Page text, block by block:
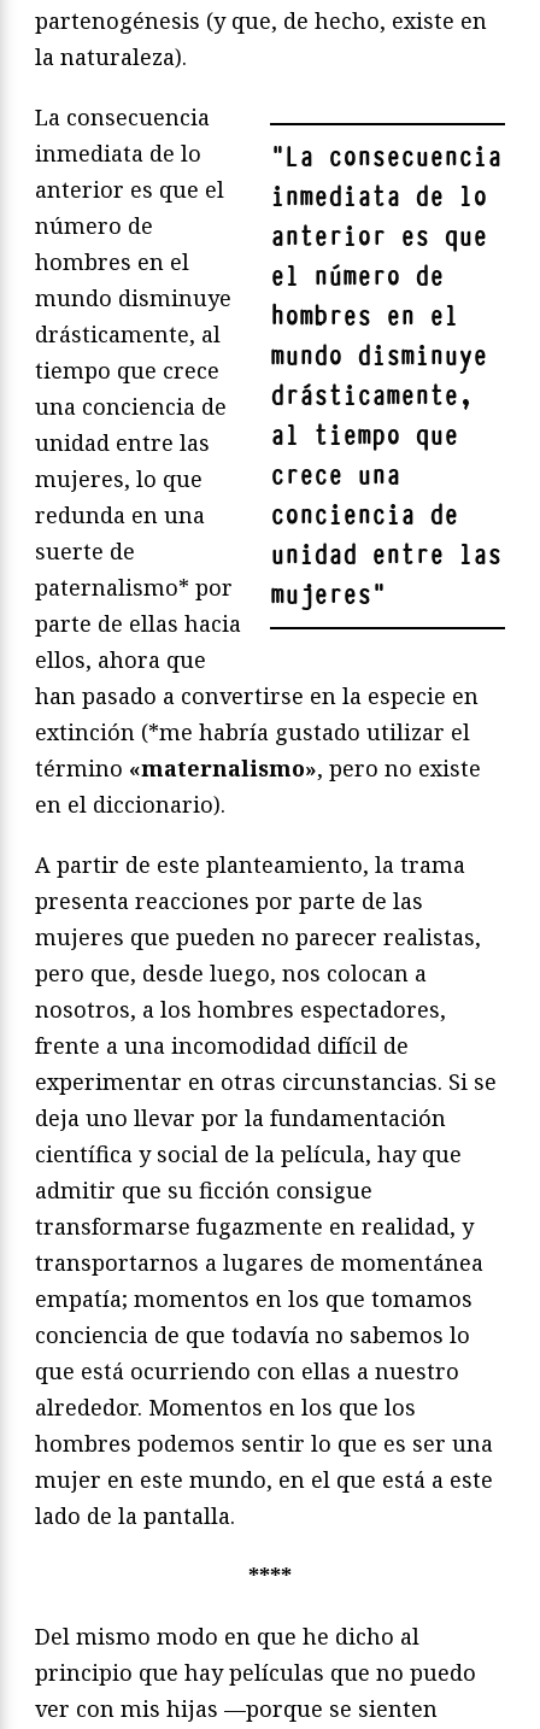
partenogénesis (y que, de hecho, existe en
la naturaleza).
"La consecuencia
inmediata de lo
anterior es que
el número de
hombres en el
mundo disminuye
drásticamente,
al tiempo que
crece una
conciencia de
unidad entre las
mujeres"
La consecuencia
inmediata de lo
anterior es que el
número de
hombres en el
mundo disminuye
drásticamente, al
tiempo que crece
una conciencia de
unidad entre las
mujeres, lo que
redunda en una
suerte de
paternalismo* por
parte de ellas hacia
ellos, ahora que
han pasado a convertirse en la especie en
extinción (*me habría gustado utilizar el
término «maternalismo», pero no existe
en el diccionario).
A partir de este planteamiento, la trama
presenta reacciones por parte de las
mujeres que pueden no parecer realistas,
pero que, desde luego, nos colocan a
nosotros, a los hombres espectadores,
frente a una incomodidad difícil de
experimentar en otras circunstancias. Si se
deja uno llevar por la fundamentación
científica y social de la película, hay que
admitir que su ficción consigue
transformarse fugazmente en realidad, y
transportarnos a lugares de momentánea
empatía; momentos en los que tomamos
conciencia de que todavía no sabemos lo
que está ocurriendo con ellas a nuestro
alrededor. Momentos en los que los
hombres podemos sentir lo que es ser una
mujer en este mundo, en el que está a este
lado de la pantalla.
****
Del mismo modo en que he dicho al
principio que hay películas que no puedo
ver con mis hijas —porque se sienten